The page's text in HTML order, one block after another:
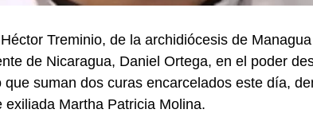
Treminio, de la archidiócesis de
de Nicaragua, Daniel Ortega, en el poder
suman dos curas encarcelados este día,
Martha Patricia Molina.